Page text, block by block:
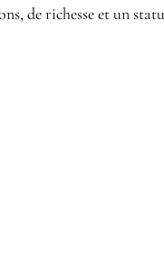
de richesse et un